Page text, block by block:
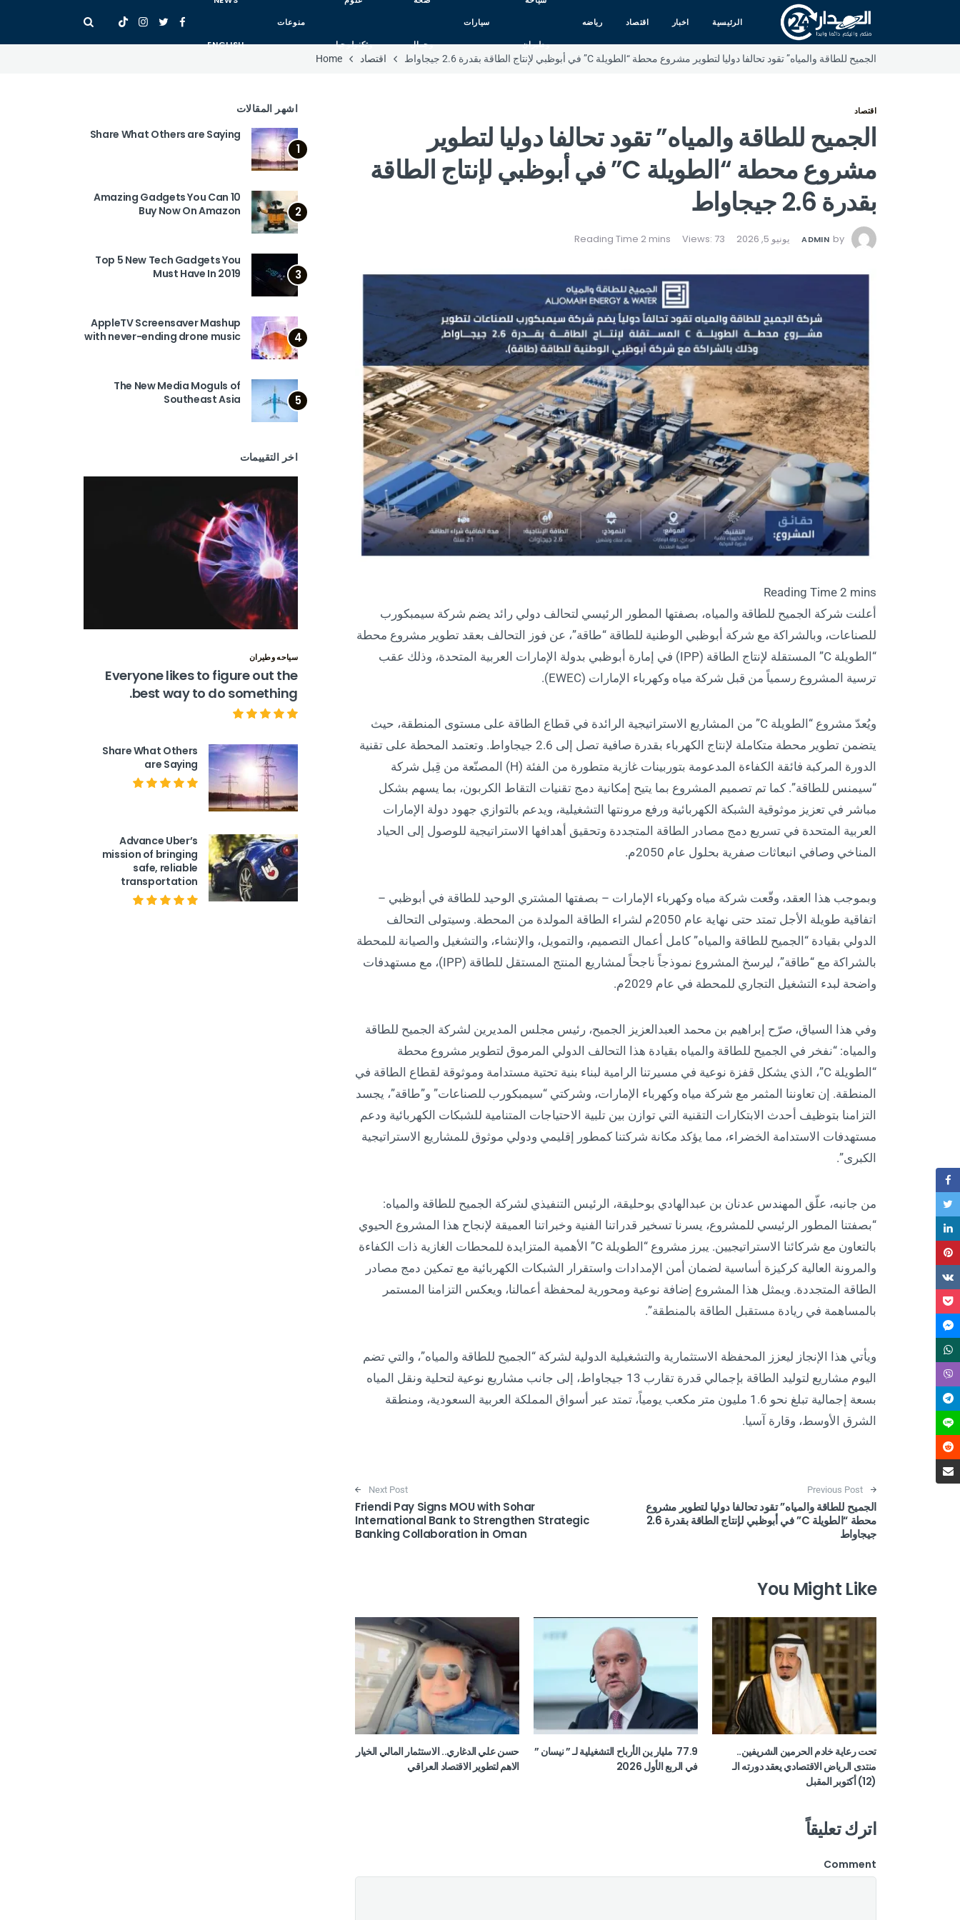
الرئيسية اخبار اقتصاد رياضه
وطيران
سيارات
وجمال وتكنولوجيا
منوعات
ENGLISH
الجميح للطاقة والمياه” تقود تحالفا دوليا لتطوير مشروع محطة “الطويلة C” في أبوظبي لإنتاج الطاقة بقدرة 2.6 جيجاواط
اقتصاد Home
اقتصاد
الجميح للطاقة والمياه” تقود تحالفا دوليا لتطوير
مشروع محطة “الطويلة C” في أبوظبي لإنتاج الطاقة
بقدرة 2.6 جيجاواط
by
ADMIN يونيو 5, 2026 Views: 73
أعلنت شركة الجميح للطاقة والمياه، بصفتها المطور الرئيسي لتحالف دولي رائد يضم شركة سيمبكورب
للصناعات، وبالشراكة مع شركة أبوظبي الوطنية للطاقة “طاقة”، عن فوز التحالف بعقد تطوير مشروع محطة
“الطويلة C” المستقلة لإنتاج الطاقة (IPP) في إمارة أبوظبي بدولة الإمارات العربية المتحدة، وذلك عقب
ترسية المشروع رسمياً من قبل شركة مياه وكهرباء الإمارات (EWEC).
ويُعدّ مشروع “الطويلة C” من المشاريع الاستراتيجية الرائدة في قطاع الطاقة على مستوى المنطقة، حيث
يتضمن تطوير محطة متكاملة لإنتاج الكهرباء بقدرة صافية تصل إلى 2.6 جيجاواط. وتعتمد المحطة على تقنية
الدورة المركبة فائقة الكفاءة المدعومة بتوربينات غازية متطورة من الفئة (H) المصنّعة من قِبل شركة
“سيمنس للطاقة”. كما تم تصميم المشروع بما يتيح إمكانية دمج تقنيات التقاط الكربون، بما يسهم بشكل
مباشر في تعزيز موثوقية الشبكة الكهربائية ورفع مرونتها التشغيلية، ويدعم بالتوازي جهود دولة الإمارات
العربية المتحدة في تسريع دمج مصادر الطاقة المتجددة وتحقيق أهدافها الاستراتيجية للوصول إلى الحياد
المناخي وصافي انبعاثات صفرية بحلول عام 2050م.
وبموجب هذا العقد، وقّعت شركة مياه وكهرباء الإمارات – بصفتها المشتري الوحيد للطاقة في أبوظبي –
اتفاقية طويلة الأجل تمتد حتى نهاية عام 2050م لشراء الطاقة المولدة من المحطة. وسيتولى التحالف
الدولي بقيادة “الجميح للطاقة والمياه” كامل أعمال التصميم، والتمويل، والإنشاء، والتشغيل والصيانة للمحطة
بالشراكة مع “طاقة”، ليرسخ المشروع نموذجاً ناجحاً لمشاريع المنتج المستقل للطاقة (IPP)، مع مستهدفات
واضحة لبدء التشغيل التجاري للمحطة في عام 2029م.
وفي هذا السياق، صرّح إبراهيم بن محمد العبدالعزيز الجميح، رئيس مجلس المديرين لشركة الجميح للطاقة
والمياه: “نفخر في الجميح للطاقة والمياه بقيادة هذا التحالف الدولي المرموق لتطوير مشروع محطة
“الطويلة C”، الذي يشكل قفزة نوعية في مسيرتنا الرامية لبناء بنية تحتية مستدامة وموثوقة لقطاع الطاقة في
المنطقة. إن تعاوننا المثمر مع شركة مياه وكهرباء الإمارات، وشركتي “سيمبكورب للصناعات” و”طاقة”، يجسد
التزامنا بتوظيف أحدث الابتكارات التقنية التي توازن بين تلبية الاحتياجات المتنامية للشبكات الكهربائية ودعم
مستهدفات الاستدامة الخضراء، مما يؤكد مكانة شركتنا كمطور إقليمي ودولي موثوق للمشاريع الاستراتيجية
الكبرى”.
من جانبه، علّق المهندس عدنان بن عبدالهادي بوحليقة، الرئيس التنفيذي لشركة الجميح للطاقة والمياه:
“بصفتنا المطور الرئيسي للمشروع، يسرنا تسخير قدراتنا الفنية وخبراتنا العميقة لإنجاح هذا المشروع الحيوي
بالتعاون مع شركائنا الاستراتيجيين. يبرز مشروع “الطويلة C” الأهمية المتزايدة للمحطات الغازية ذات الكفاءة
والمرونة العالية كركيزة أساسية لضمان أمن الإمدادات واستقرار الشبكات الكهربائية مع تمكين دمج مصادر
الطاقة المتجددة. ويمثل هذا المشروع إضافة نوعية ومحورية لمحفظة أعمالنا، ويعكس التزامنا المستمر
بالمساهمة في ريادة مستقبل الطاقة بالمنطقة”.
ويأتي هذا الإنجاز ليعزز المحفظة الاستثمارية والتشغيلية الدولية لشركة “الجميح للطاقة والمياه”، والتي تضم
اليوم مشاريع لتوليد الطاقة بإجمالي قدرة تقارب 13 جيجاواط، إلى جانب مشاريع نوعية لتحلية ونقل المياه
بسعة إجمالية تبلغ نحو 1.6 مليون متر مكعب يومياً، تمتد عبر أسواق المملكة العربية السعودية، ومنطقة
الشرق الأوسط، وقارة آسيا.
Post navigation
Previous Post
الجميح للطاقة والمياه” تقود تحالفا دوليا لتطوير مشروع
محطة “الطويلة C” في أبوظبي لإنتاج الطاقة بقدرة 2.6
جيجاواط
Next Post
Friendi Pay Signs MOU with Sohar
International Bank to Strengthen Strategic
Banking Collaboration in Oman
You Might Like
تحت رعاية خادم الحرمين الشريفين..
منتدى الرياض الاقتصادي يعقد دورته الـ
(12) أكتوبر المقبل
77.9 مليار ين الأرباح التشغيلية لـ ” نيسان ”
في الربع الأول 2026
حسن علي الدغاري.. الاستثمار المالي الخيار
الاهم لتطوير الاقتصاد العراقي
اترك تعليقاً
Comment
اشهر المقالات
1
Share What Others are Saying
2
10 Amazing Gadgets You Can
Buy Now On Amazon
3
Top 5 New Tech Gadgets You
Must Have In 2019
4
AppleTV Screensaver Mashup
with never-ending drone music
5
The New Media Moguls of
Southeast Asia
اخر التقييمات
سياحه وطيران
Everyone likes to figure out the
best way to do something.
Share What Others
are Saying
Advance Uber’s
mission of bringing
safe, reliable
transportation